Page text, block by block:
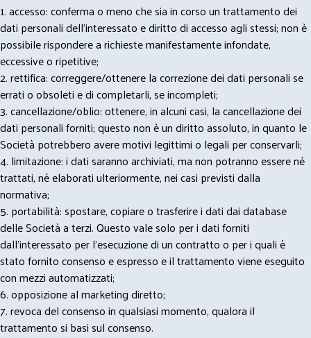
1. accesso: conferma o meno che sia in corso un trattamento dei
dati personali dell’interessato e diritto di accesso agli stessi; non è
possibile rispondere a richieste manifestamente infondate,
eccessive o ripetitive;
2. rettifica: correggere/ottenere la correzione dei dati personali se
errati o obsoleti e di completarli, se incompleti;
3. cancellazione/oblio: ottenere, in alcuni casi, la cancellazione dei
dati personali forniti; questo non è un diritto assoluto, in quanto le
Società potrebbero avere motivi legittimi o legali per conservarli;
4. limitazione: i dati saranno archiviati, ma non potranno essere né
trattati, né elaborati ulteriormente, nei casi previsti dalla
normativa;
5. portabilità: spostare, copiare o trasferire i dati dai database
delle Società a terzi. Questo vale solo per i dati forniti
dall’interessato per l’esecuzione di un contratto o per i quali è
stato fornito consenso e espresso e il trattamento viene eseguito
con mezzi automatizzati;
6. opposizione al marketing diretto;
7. revoca del consenso in qualsiasi momento, qualora il
trattamento si basi sul consenso.